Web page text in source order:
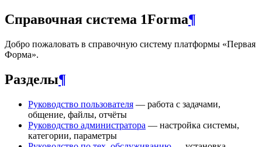
Справочная система 1Forma¶
Добро пожаловать в справочную систему платформы «Первая
Форма».
Разделы¶
Руководство пользователя — работа с задачами,
общение, файлы, отчёты
Руководство администратора — настройка системы,
категории, параметры